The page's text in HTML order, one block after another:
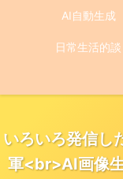
いろいろ発信し
軍<br>AI画像
AI自動生成
日常生活的談